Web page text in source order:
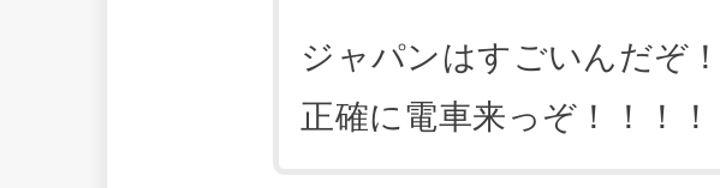
ジャパンはすごいんだぞ
正確に電車来っぞ！！！！